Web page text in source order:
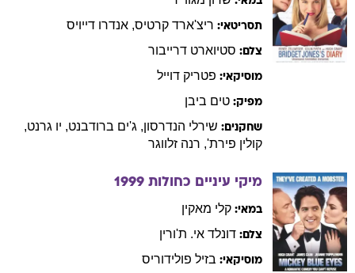
תסריטאי: ריצ'ארד קרטיס, אנדרו דייויס
צלם: סטיוארט דרייבור
מוסיקאי: פטריק דוייל
מפיק: טים ביבן
שחקנים: שירלי הנדרסון, ג'ים ברודבנט, יו גרנט,
קולין פירת', רנה זלווגר
מיקי עיניים כחולות 1999
במאי: קלי מאקין
צלם: דונלד אי. ת'ורין
מוסיקאי: בזיל פולידוריס